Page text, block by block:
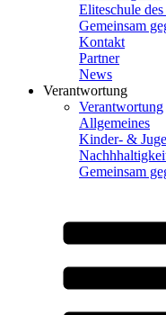
Eliteschule
Gemeinsam
Kontakt
Partner
News
Verantwortung
Verantwortung
Allgemeines
Kinder- &
Gemeinsam